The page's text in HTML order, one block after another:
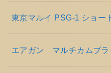
東京マルイ PSG-1 ショー
エアガン マルチカムブ